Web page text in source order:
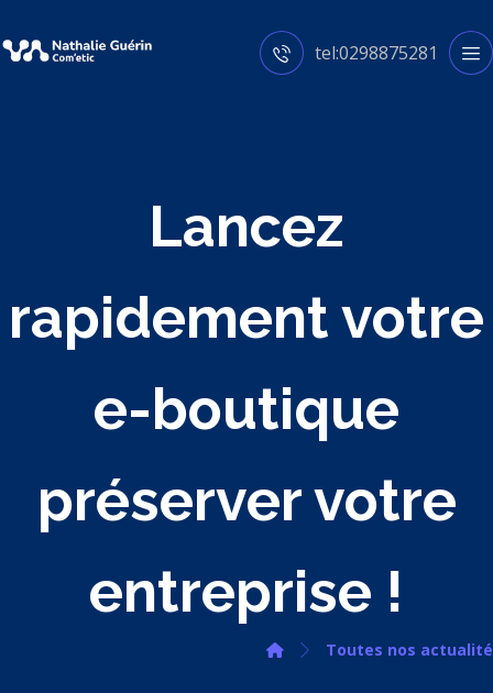
tel:0298875281
Lancez
rapidement votre
e-boutique
préserver votre
entreprise !
Toutes nos